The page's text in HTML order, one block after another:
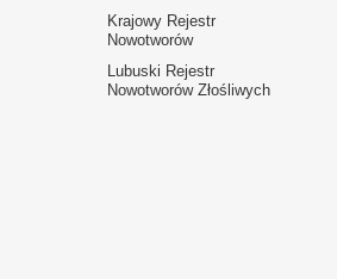
Krajowy Rejestr
Nowotworów
Lubuski Rejestr
Nowotworów Złośliwych